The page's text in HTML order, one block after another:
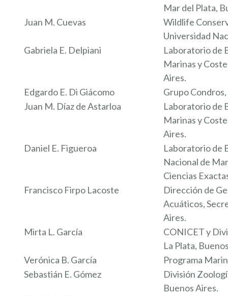
Mar del Plata,
Juan M. Cuevas
Wildlife
Universidad
Gabriela E. Delpiani
Laboratorio de
Marinas y
Aires.
Edgardo E. Di Giácomo
Grupo
Juan M. Díaz de Astarloa
Laboratorio de
Marinas y
Aires.
Daniel E. Figueroa
Laboratorio de
Nacional de
Ciencias
Francisco Firpo Lacoste
Dirección de
Acuáticos,
Aires.
Mirta L. García
CONICET y
La Plata,
Verónica B. García
Programa
Sebastián E. Gómez
División
Buenos Aires.